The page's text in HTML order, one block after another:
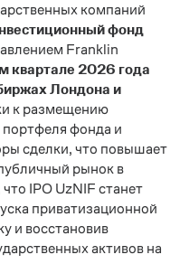
компаний
фонд
Franklin
квартале 2026 года
Лондона и
к размещению
портфеля фонда и
сделки, что повышает
рынок в
IPO UzNIF станет
приватизационной
и восстановив
активов на